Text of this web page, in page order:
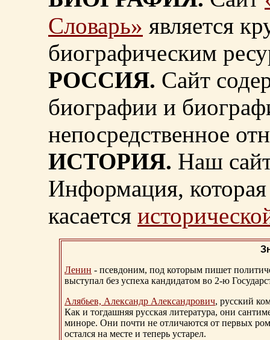
Словарь» является
биографическим
РОССИЯ. Сайт
биографии и
непосредственное
ИСТОРИЯ. Наш
Информация, которая
касается
Ленин - псевдоним, под которым пишет
выступал без успеха кандидатом во 2-ю
Алябьев, Александр Александрович, русский
Как и тогдашняя русская литература, они
миноре. Они почти не отличаются от первых
остался на месте и теперь устарел.